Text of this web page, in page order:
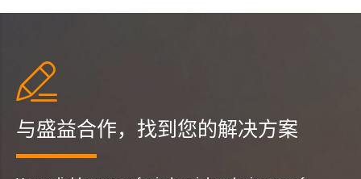

与盛益合作，找到您的解决方案